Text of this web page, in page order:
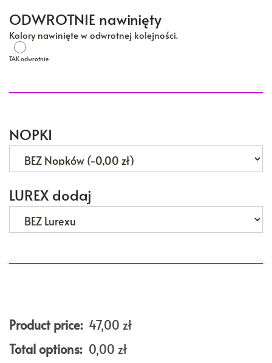
ODWROTNIE nawinięty
Kolory nawinięte w odwrotnej kolejności.
TAK odwrotnie
NOPKI
LUREX dodaj
Product price: 47,00 zł
Total options: 0,00 zł